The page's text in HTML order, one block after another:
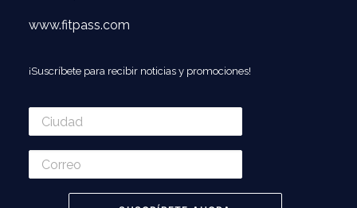
www.fitpass.com
¡Suscríbete para recibir noticias y promociones!